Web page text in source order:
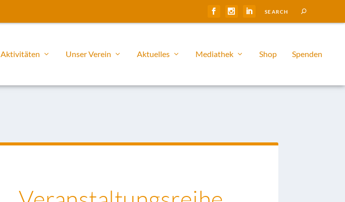
Aktivitäten Unser Verein Aktuelles Mediathek Shop Spenden